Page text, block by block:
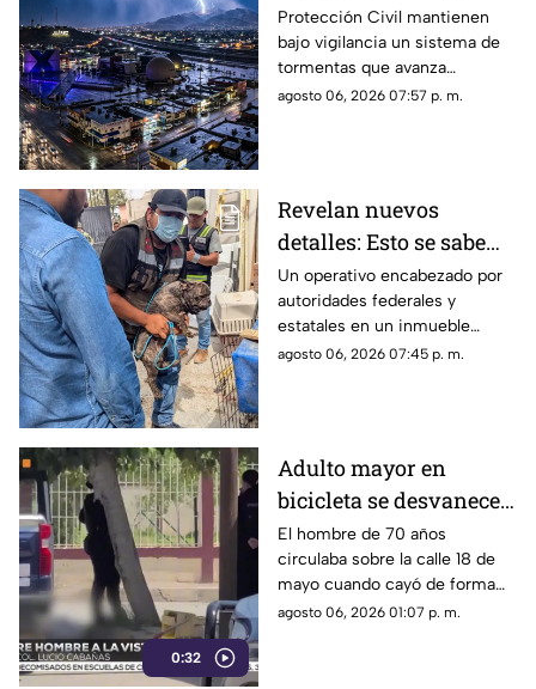
tormenta que se acerca
a Ciudad Juárez y El
Paso: piden extremar
precauciones
Protección Civil mantienen
bajo vigilancia un sistema de
tormentas que avanza
lentamente hacia el suroeste y
agosto 06, 2026 07:57 p. m.
Revelan nuevos
detalles: Esto se sabe
sobre el hallazgo de un
lagarto y un tigre de
bengala en un
autolavado de Juárez
Un operativo encabezado por
autoridades federales y
estatales en un inmueble
habilitado como autolavado en
agosto 06, 2026 07:45 p. m.
0:32
Adulto mayor en
bicicleta se desvanece y
pierde la vida en la
colonia Lucio Cabañas
El hombre de 70 años
circulaba sobre la calle 18 de
mayo cuando cayó de forma
repentina; paramédicos
agosto 06, 2026 01:07 p. m.